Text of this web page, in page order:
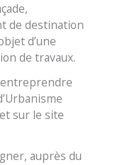
de destination
d’une
de travaux.
sur le site
auprès du